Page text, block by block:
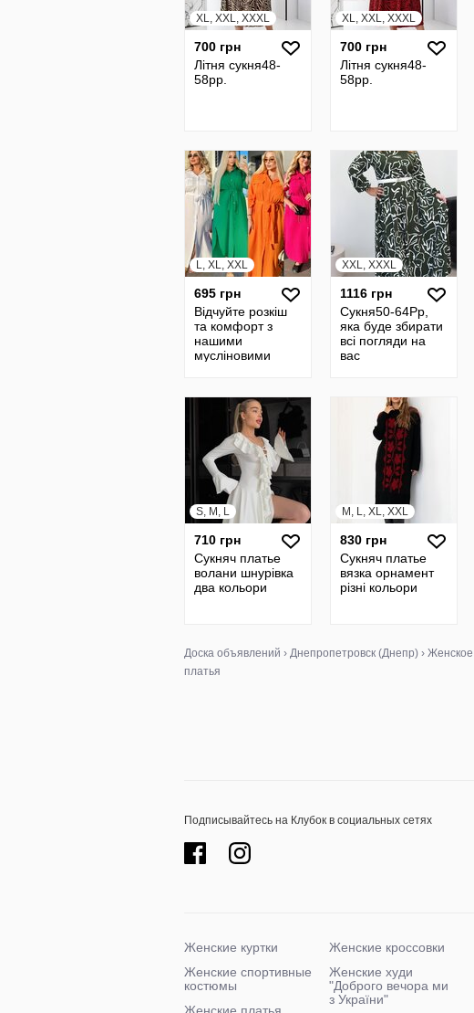
XL, XXL, XXXL
700 грн
Літня сукня48-
58pp.
XL, XXL, XXXL
700 грн
Літня сукня48-
58pp.
L, XL, XXL
695 грн
Відчуйте розкіш
та комфорт з
нашими
мусліновими
XXL, XXXL
1116 грн
Сукня50-64Рр,
яка буде збирати
всі погляди на
вас
S, M, L
710 грн
Сукняч платье
волани шнурівка
два кольори
M, L, XL, XXL
830 грн
Сукняч платье
вязка орнамент
різні кольори
Доска объявлений › Днепропетровск (Днепр) › Женское
платья
Подписывайтесь на Клубок в социальных сетях
Женские куртки
Женские спортивные
костюмы
Женские кроссовки
Женские худи
"Доброго вечора ми
з України"